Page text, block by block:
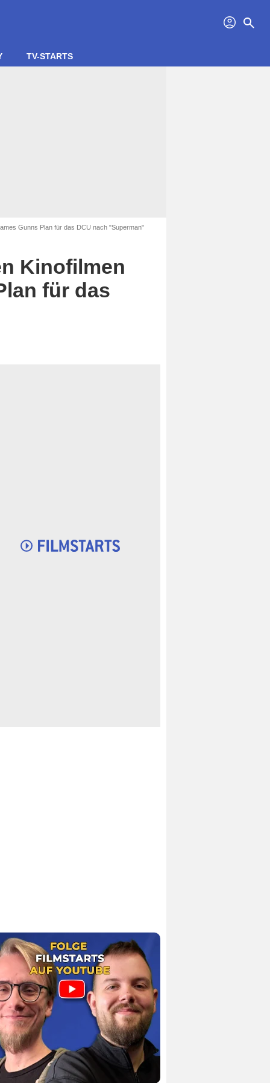
profil search
TV-STARTS
Gunns Plan für das DCU nach "Superman"
Kinofilmen
für das